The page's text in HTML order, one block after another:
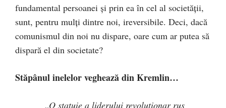
fundamental persoanei şi prin ea în cel al societăţii,
sunt, pentru mulţi dintre noi, ireversibile. Deci, dacă
comunismul din noi nu dispare, oare cum ar putea să
dispară el din societate?
Stăpânul inelelor veghează din Kremlin…
„O statuie a liderului revoluţionar rus